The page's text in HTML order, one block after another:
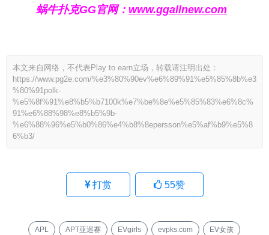
蜗牛扑克GG官网： www.ggallnew.com
本文来自网络，不代表Play to earn立场，转载请注明出处：
https://www.pg2e.com/%e3%80%90ev%e6%89%91%e5%85%8b%e3
%80%91polk-
%e5%8f%91%e8%b5%b7100k%e7%be%8e%e5%85%83%e6%8c%
91%e6%88%98%e8%b5%9b-
%e6%88%96%e5%b0%86%e4%b8%8epersson%e5%af%b9%e5%8
6%b3/
打赏 55赞
APL APT亚巡赛 EVgirls evpks.com EV女孩